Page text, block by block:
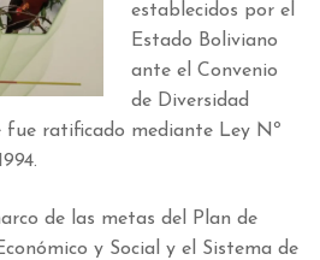
establecidos por el
Estado Boliviano
ante el Convenio
de Diversidad
fue ratificado mediante Ley Nº
de las metas del Plan de
y Social y el Sistema de